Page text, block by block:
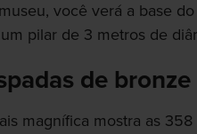
você verá a base
pilar de 3 metros de
de bronze
magnífica mostra as